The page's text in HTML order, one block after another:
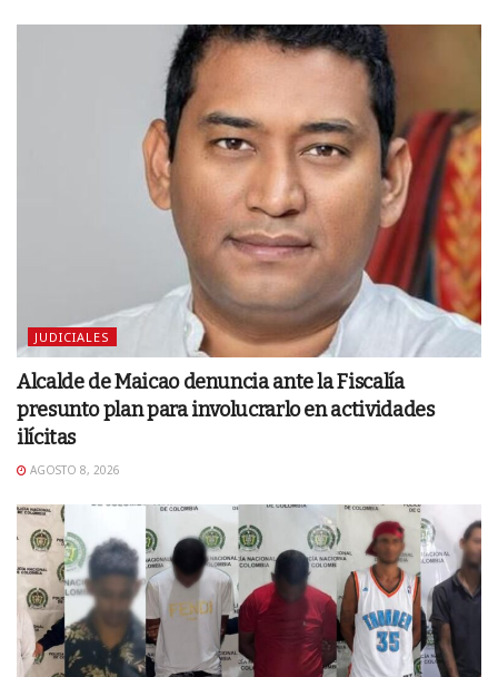
JUDICIALES
Alcalde de Maicao denuncia ante la Fiscalía
presunto plan para involucrarlo en actividades
ilícitas
AGOSTO 8, 2026